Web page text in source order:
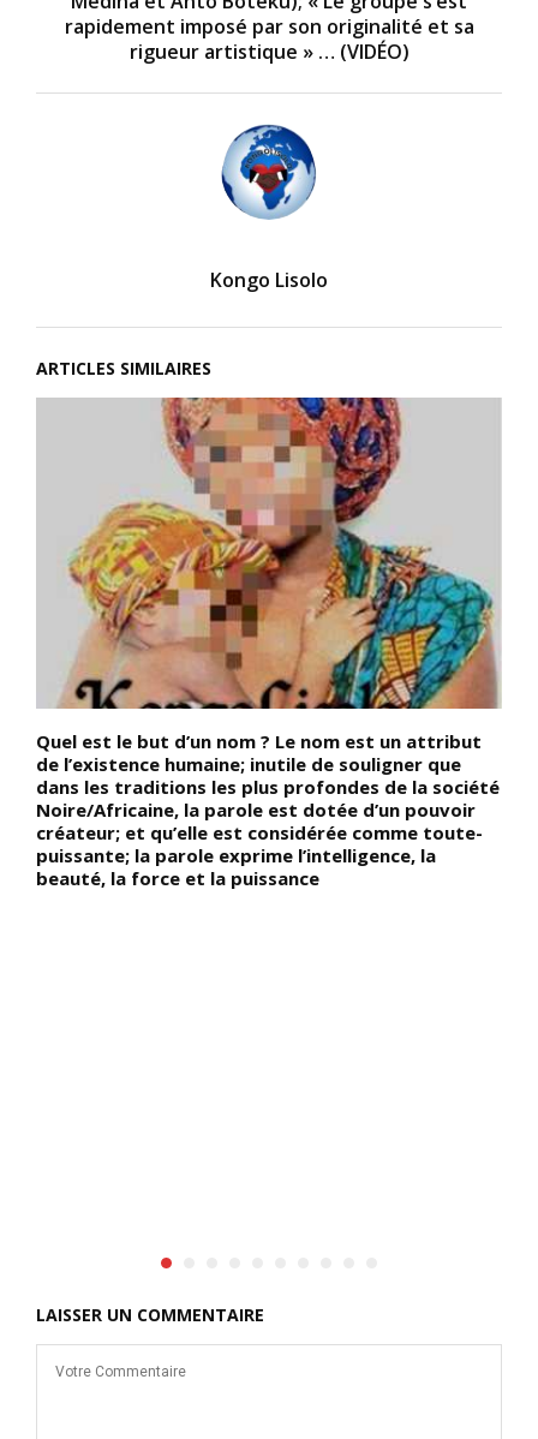
rapidement imposé par son originalité et sa
rigueur artistique » … (VIDÉO)
Kongo Lisolo
ARTICLES SIMILAIRES
Quel est le but d’un nom ? Le nom est un attribut
de l’existence humaine; inutile de souligner que
dans les traditions les plus profondes de la société
Noire/Africaine, la parole est dotée d’un pouvoir
créateur; et qu’elle est considérée comme toute-
puissante; la parole exprime l’intelligence, la
beauté, la force et la puissance
LAISSER UN COMMENTAIRE